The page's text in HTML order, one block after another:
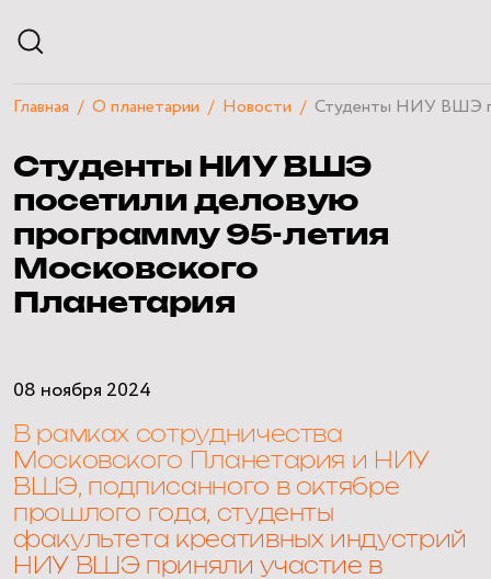
РАСПИСАНИЕ
ЭКСКУРСИИ
КУРСЫ И ЛЕКЦИИ
ЧАСТНЫЕ МЕРОПРИЯТИЯ
ПОСЕТИТЕЛЯМ
О ПЛАНЕТАРИИ
НАУЧНЫЙ БЛОГ
Главная О планетарии Новости Студенты НИУ ВШЭ
Студенты НИУ ВШЭ
посетили деловую
программу 95-летия
Московского
Планетария
08 ноября 2024
В рамках сотрудничества
Московского Планетария и НИУ
ВШЭ, подписанного в октябре
прошлого года, студенты
факультета креативных индустрий
НИУ ВШЭ приняли участие в